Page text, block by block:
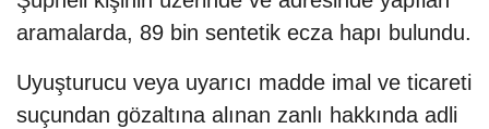
aramalarda, 89 bin sentetik ecza hapı bulundu.
Uyuşturucu veya uyarıcı madde imal ve ticareti
suçundan gözaltına alınan zanlı hakkında adli